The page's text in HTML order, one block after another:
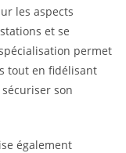
les aspects
et se
permet
tout en fidélisant
son
également